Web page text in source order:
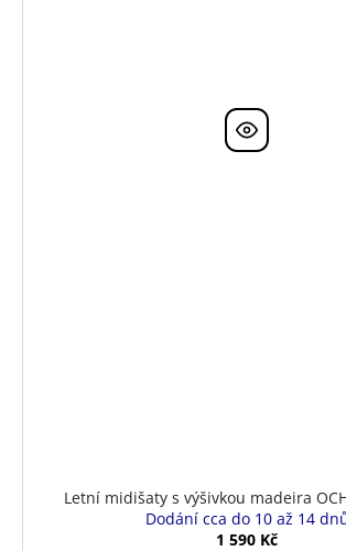
Letní midišaty s výšivkou madeira
Dodání cca do 10 až 14
1 590 Kč